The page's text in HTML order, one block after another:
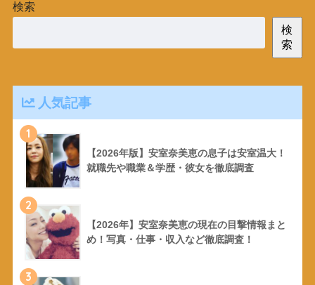
検索
検
索
人気記事
1
【2026年版】安室奈美恵の息子は安室温大！
就職先や職業＆学歴・彼女を徹底調査
2
【2026年】安室奈美恵の現在の目撃情報まと
め！写真・仕事・収入など徹底調査！
3